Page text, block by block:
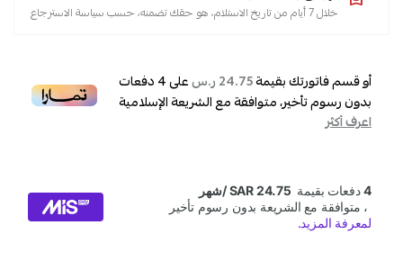
خلال 7 أيام من تاريخ الاستلام، هو حقك تضمنه، حسب سياسة الاسترجاع
أو قسم فاتورتك بقيمة24.75 ر.س على4دفعات
بدون رسوم تأخير، متوافقة مع الشريعة الإسلامية
اعرف أكثر